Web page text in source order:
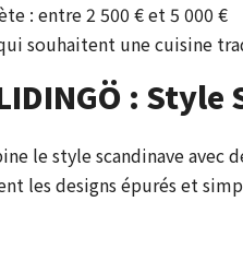
: entre 2 500 € et 5 000 €
souhaitent une cuisine
:
le style scandinave avec
les designs épurés et